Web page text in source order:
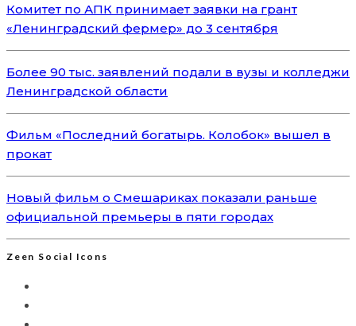
Комитет по АПК принимает заявки на грант
«Ленинградский фермер» до 3 сентября
Более 90 тыс. заявлений подали в вузы и колледжи
Ленинградской области
Фильм «Последний богатырь. Колобок» вышел в
прокат
Новый фильм о Смешариках показали раньше
официальной премьеры в пяти городах
Zeen Social Icons